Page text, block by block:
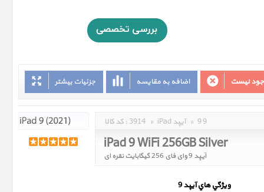
جزئیات بیشتر اضافه به مقایسه نیست
کد کالا : 3914 » iPad آیپد » 9 9
iPad 9 WiFi 256GB Silver
آیپد 9 وای فای 256 گیگابایت نقره ای
ويژگي هاي آيپد 9